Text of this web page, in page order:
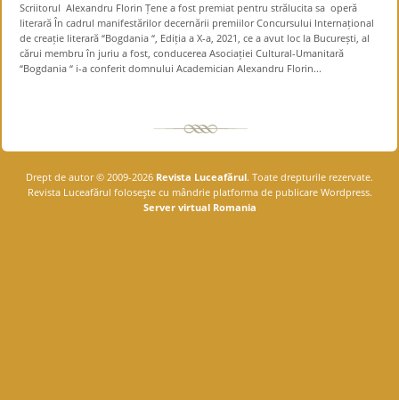
Scriitorul Alexandru Florin Țene a fost premiat pentru strălucita sa operă
literară În cadrul manifestărilor decernării premiilor Concursului Internațional
de creație literară “Bogdania “, Ediția a X-a, 2021, ce a avut loc la București, al
cărui membru în juriu a fost, conducerea Asociației Cultural-Umanitară
“Bogdania “ i-a conferit domnului Academician Alexandru Florin...
Drept de autor © 2009-2026 Revista Luceafărul. Toate drepturile rezervate.
Revista Luceafărul foloseşte cu mândrie platforma de publicare Wordpress.
Server virtual Romania